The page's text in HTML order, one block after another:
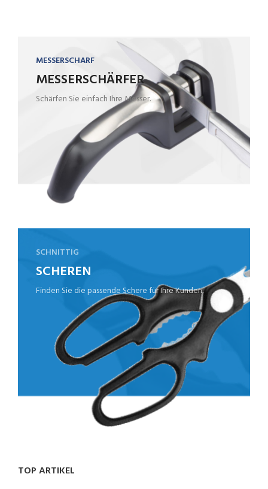
MESSERSCHARF
MESSERSCHÄRFER
Schärfen Sie einfach Ihre Messer.
SCHNITTIG
SCHEREN
Finden Sie die passende Schere für Ihre Kunden.
TOP ARTIKEL